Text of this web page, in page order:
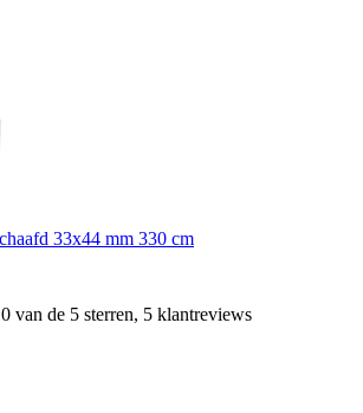
33x44 mm 330 cm
van de 5 sterren, 5 klantreviews